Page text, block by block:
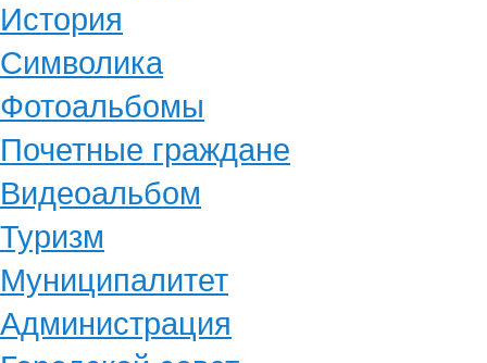
История
Символика
Фотоальбомы
Почетные граждане
Видеоальбом
Туризм
Муниципалитет
Администрация